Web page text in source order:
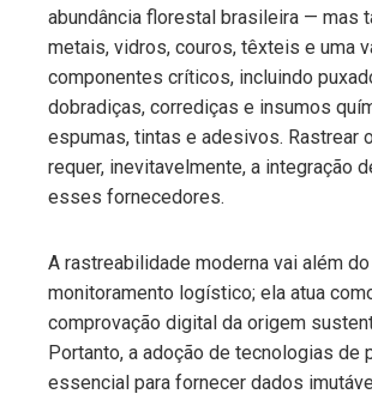
abundância florestal brasileira — mas
metais, vidros, couros, têxteis e uma
componentes críticos, incluindo
dobradiças, corrediças e insumos
espumas, tintas e adesivos. Rastrear
requer, inevitavelmente, a integração
esses fornecedores.
A rastreabilidade moderna vai além do
monitoramento logístico; ela atua
comprovação digital da origem
Portanto, a adoção de tecnologias de
essencial para fornecer dados